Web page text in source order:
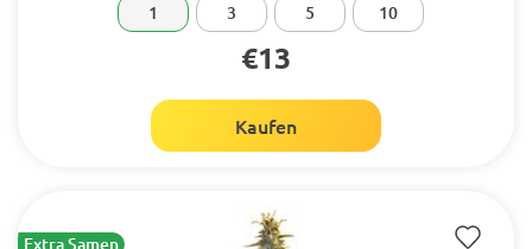
1 3 5 10
€13
Kaufen
Extra Samen